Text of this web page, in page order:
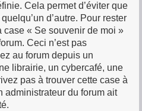
Cela permet d’éviter que
d’autre. Pour rester
« Se souvenir de moi »
Ceci n’est pas
au forum depuis un
librairie, un cybercafé, une
pas à trouver cette case à
administrateur du forum ait